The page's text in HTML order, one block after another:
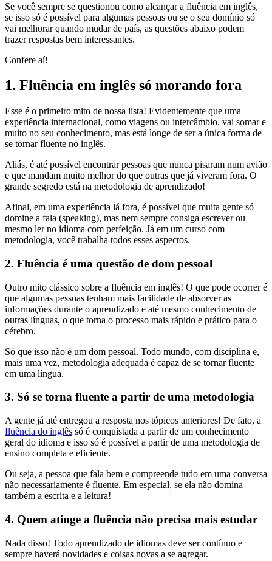
Se você sempre se questionou como alcançar a fluência em inglês,
se isso só é possível para algumas pessoas ou se o seu domínio só
vai melhorar quando mudar de país, as questões abaixo podem
trazer respostas bem interessantes.
Confere aí!
1. Fluência em inglês só morando fora
Esse é o primeiro mito de nossa lista! Evidentemente que uma
experiência internacional, como viagens ou intercâmbio, vai somar e
muito no seu conhecimento, mas está longe de ser a única forma de
se tornar fluente no inglês.
Aliás, é até possível encontrar pessoas que nunca pisaram num avião
e que mandam muito melhor do que outras que já viveram fora. O
grande segredo está na metodologia de aprendizado!
Afinal, em uma experiência lá fora, é possível que muita gente só
domine a fala (speaking), mas nem sempre consiga escrever ou
mesmo ler no idioma com perfeição. Já em um curso com
metodologia, você trabalha todos esses aspectos.
2. Fluência é uma questão de dom pessoal
Outro mito clássico sobre a fluência em inglês! O que pode ocorrer é
que algumas pessoas tenham mais facilidade de absorver as
informações durante o aprendizado e até mesmo conhecimento de
outras línguas, o que torna o processo mais rápido e prático para o
cérebro.
Só que isso não é um dom pessoal. Todo mundo, com disciplina e,
mais uma vez, metodologia adequada é capaz de se tornar fluente
em uma língua.
3. Só se torna fluente a partir de uma metodologia
A gente já até entregou a resposta nos tópicos anteriores! De fato, a
fluência do inglês só é conquistada a partir de um conhecimento
geral do idioma e isso só é possível a partir de uma metodologia de
ensino completa e eficiente.
Ou seja, a pessoa que fala bem e compreende tudo em uma conversa
não necessariamente é fluente. Em especial, se ela não domina
também a escrita e a leitura!
4. Quem atinge a fluência não precisa mais estudar
Nada disso! Todo aprendizado de idiomas deve ser contínuo e
sempre haverá novidades e coisas novas a se agregar.